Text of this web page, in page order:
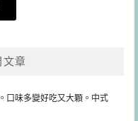
文章
口味多變好吃又大顆。中式